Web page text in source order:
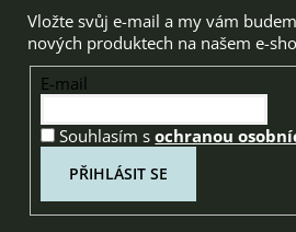
Vložte svůj e-mail a my vám
nových produktech na našem e-
E-mail
Souhlasím sochranou
PŘIHLÁSIT SE